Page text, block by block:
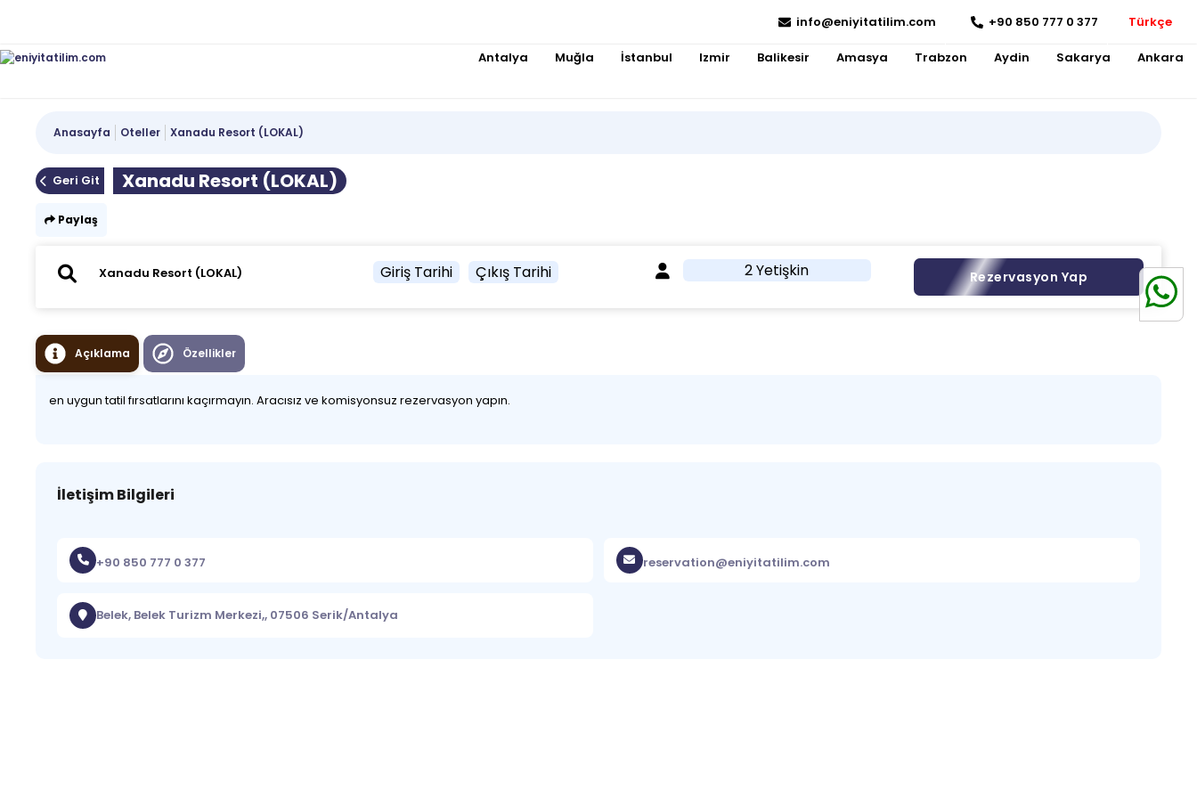
info@eniyitatilim.com +90 850 777 0 377 Türkçe
Antalya Muğla İstanbul Izmir Balikesir Amasya Trabzon Aydin Sakarya Ankara
Anasayfa Oteller Xanadu Resort (LOKAL)
Geri Git Xanadu Resort (LOKAL)
Paylaş
Giriş Tarihi Çıkış Tarihi 2 Yetişkin Rezervasyon Yap
Açıklama Özellikler
en uygun tatil fırsatlarını kaçırmayın. Aracısız ve komisyonsuz rezervasyon yapın.
İletişim Bilgileri
+90 850 777 0 377 reservation@eniyitatilim.com
Belek, Belek Turizm Merkezi,, 07506 Serik/Antalya